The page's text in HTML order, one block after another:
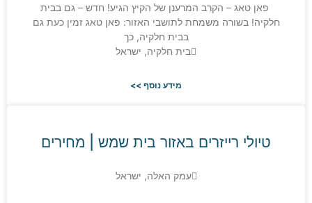
פאן טאג – הקרב המרענן של הקיץ הגיע! חדש – גם בבית
בשורה משמחת לתושבי האזור: פאן טאג זמין כעת גם
בבית חלקיה, כך
בית חלקיה, ישראל
מידע נוסף >>
טיולי רייזרים באזור בית שמש | מחירים
עמק האלה, ישראל